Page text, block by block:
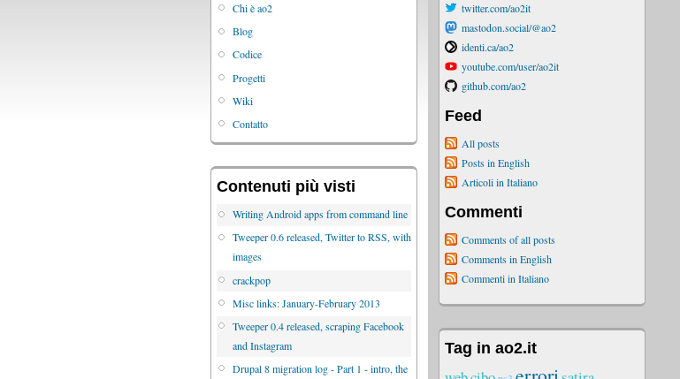
Chi è ao2
Blog
Codice
Progetti
Wiki
Contatto
Contenuti più visti
Writing Android apps from command line
Tweeper 0.6 released, Twitter to RSS, with
images
crackpop
Misc links: January-February 2013
Tweeper 0.4 released, scraping Facebook
and Instagram
Drupal 8 migration log - Part 1 - intro, the
twitter.com/ao2it
mastodon.social/@ao2
identi.ca/ao2
youtube.com/user/ao2it
github.com/ao2
Feed
All posts
Posts in English
Articoli in Italiano
Commenti
Comments of all posts
Comments in English
Commenti in Italiano
Tag in ao2.it